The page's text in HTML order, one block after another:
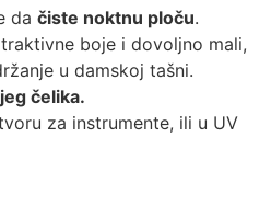
da čiste noktnu ploču.
boje i dovoljno mali,
u damskoj tašni.
čelika.
za instrumente, ili u UV